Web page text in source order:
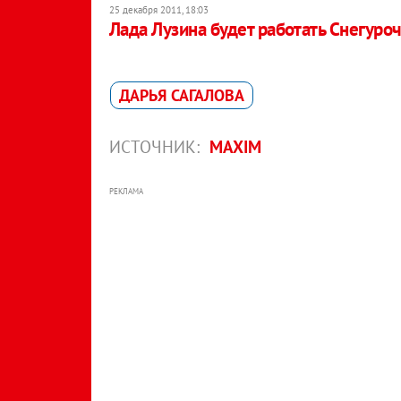
25 декабря 2011, 18:03
Лада Лузина будет работать
ДАРЬЯ САГАЛОВА
ИСТОЧНИК: MAXIM
РЕКЛАМА